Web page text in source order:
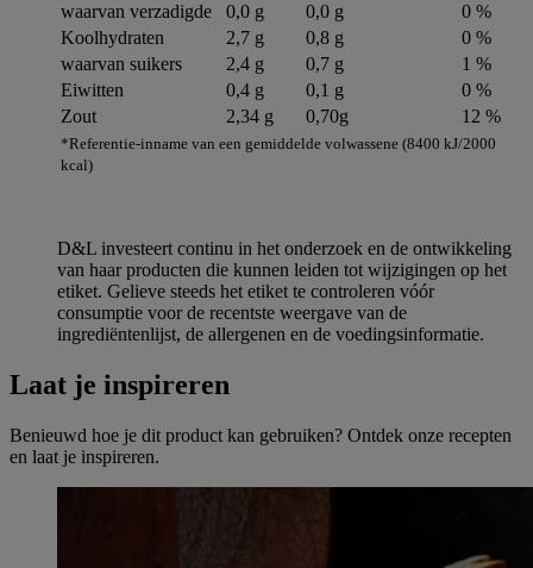
*Referentie-inname van een gemiddelde volwassene (8400 kJ/2000
kcal)
waarvan verzadigde
0,0 g 0,0 g
0 %
Koolhydraten
2,7 g 0,8 g
0 %
waarvan suikers
2,4 g 0,7 g
1 %
Eiwitten
0,4 g 0,1 g
0 %
Zout
2,34 g 0,70g 12 %
D&L investeert continu in het onderzoek en de ontwikkeling
van haar producten die kunnen leiden tot wijzigingen op het
etiket. Gelieve steeds het etiket te controleren vóór
consumptie voor de recentste weergave van de
ingrediëntenlijst, de allergenen en de voedingsinformatie.
Laat je inspireren
Benieuwd hoe je dit product kan gebruiken? Ontdek onze recepten
en laat je inspireren.